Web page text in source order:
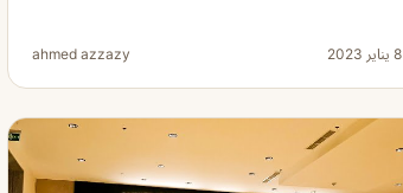
8 يناير 2023 ahmed azzazy